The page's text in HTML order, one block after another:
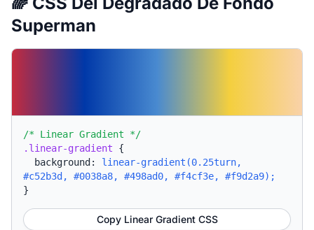
Superman
/* Linear Gradient */
.linear-gradient {
background: linear-gradient(0.25turn,
#c52b3d, #0038a8, #498ad0, #f4cf3e, #f9d2a9);
}
Copy Linear Gradient CSS